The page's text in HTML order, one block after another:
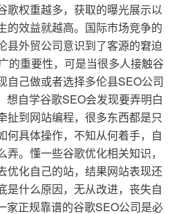
歌权重越多，获取的曝光展示以
的效益就越高。国际市场竞争的
县外贸公司意识到了客源的窘迫
的重要性，可是当很多人接触谷
自己做或者选择多伦县SEO公司
想自学谷歌SEO会发现要弄明白
扯到网站编程，很多东西都是只
何具体操作，不知从何着手，自
弄。懂一些谷歌优化相关知识，
优化自己的站，结果网站表现还
是什么原因，无从改进，丧失自
家正规靠谱的谷歌SEO公司是必